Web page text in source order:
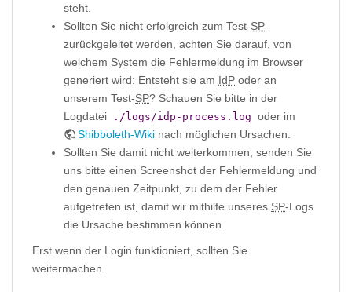
steht.
Sollten Sie nicht erfolgreich zum Test-SP
zurückgeleitet werden, achten Sie darauf, von
welchem System die Fehlermeldung im Browser
generiert wird: Entsteht sie am IdP oder an
unserem Test-SP? Schauen Sie bitte in der
Logdatei
./logs/idp-process.log oder im
Shibboleth-Wiki nach möglichen Ursachen.
Sollten Sie damit nicht weiterkommen, senden Sie
uns bitte einen Screenshot der Fehlermeldung und
den genauen Zeitpunkt, zu dem der Fehler
aufgetreten ist, damit wir mithilfe unseres SP-Logs
die Ursache bestimmen können.
Erst wenn der Login funktioniert, sollten Sie
weitermachen.